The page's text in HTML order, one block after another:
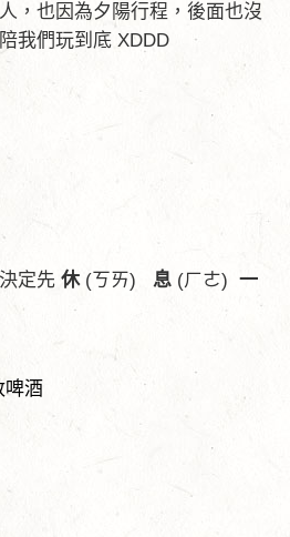
，也因為夕陽行程，後面也沒
我們玩到底 XDDD
定先 休 (ㄎㄞ) 息 (ㄏㄜ) 一
啤酒